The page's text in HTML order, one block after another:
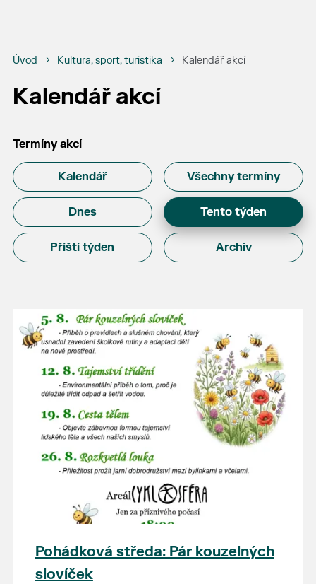
Úvod Kultura, sport, turistika Kalendář akcí
Kalendář akcí
Termíny akcí
Kalendář Všechny termíny
Dnes Tento týden
Příští týden Archiv
Pohádková středa: Pár kouzelných
slovíček